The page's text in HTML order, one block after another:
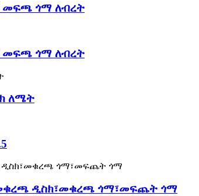
መፍጫ ጎማ ለብረት
መፍጫ ጎማ ለብረት
ለሜት
መቁረጫ ዲስክ፣መቁረጫ ጎማ፣መፍጨት ጎማ